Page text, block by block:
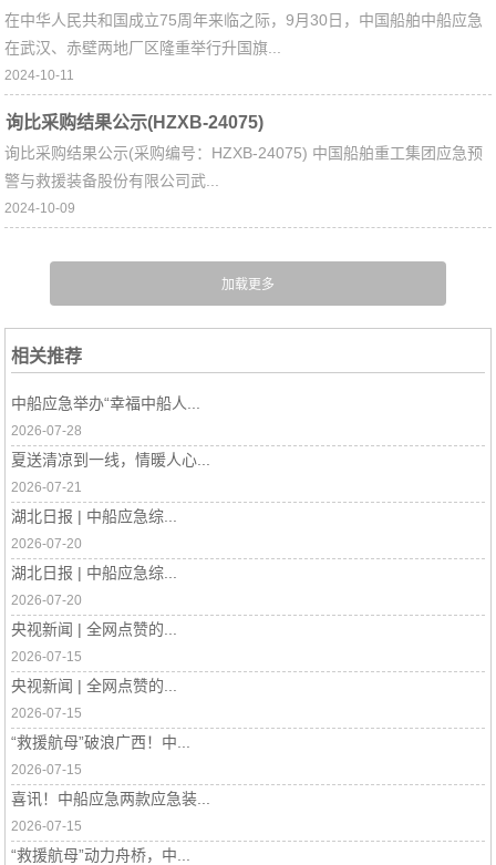
周年升国旗仪式
在中华人民共和国成立75周年来临之际，9月30日，中国船舶中船应急
在武汉、赤壁两地厂区隆重举行升国旗...
2024-10-11
询比采购结果公示(HZXB-24075)
询比采购结果公示(采购编号：HZXB-24075) 中国船舶重工集团应急预
警与救援装备股份有限公司武...
2024-10-09
相关推荐
中船应急举办“幸福中船人...
2026-07-28
夏送清凉到一线，情暖人心...
2026-07-21
湖北日报 | 中船应急综...
2026-07-20
湖北日报 | 中船应急综...
2026-07-20
央视新闻 | 全网点赞的...
2026-07-15
央视新闻 | 全网点赞的...
2026-07-15
“救援航母”破浪广西！中...
2026-07-15
喜讯！中船应急两款应急装...
2026-07-15
“救援航母”动力舟桥，中...